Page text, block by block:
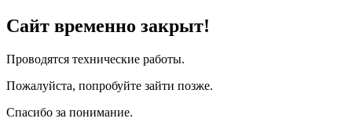
Сайт временно закрыт!
Проводятся технические работы.
Пожалуйста, попробуйте зайти позже.
Спасибо за понимание.